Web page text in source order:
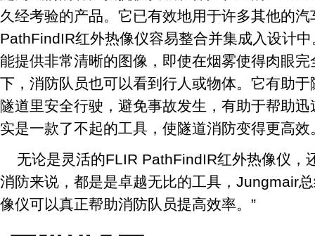
久经考验的产品。它已有效地用于许多其他的
PathFindIR红外热像仪容易整合并集成入设计
能提供非常清晰的图像，即使在烟雾使得肉眼
下，消防队员也可以看到行人或物体。它有助
隧道里安全行驶，避免事故发生，有助于帮助
实是一款了不起的工具，使隧道消防变得更高效
无论是灵活的FLIR PathFindIR红外热像仪，
消防来说，都是是卓越无比的工具，Jungmair
像仪可以真正帮助消防队员提高效率。”